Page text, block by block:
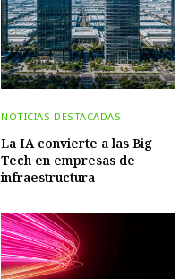
NOTICIAS DESTACADAS
La IA convierte a las Big
Tech en empresas de
infraestructura